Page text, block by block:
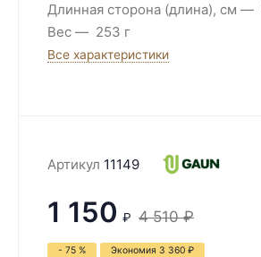
Длинная сторона (длина), см
Вес
253 г
Все характеристики
Артикул 11149
1 150 ₽ 4 510 ₽
- 75 % Экономия 3 360 ₽